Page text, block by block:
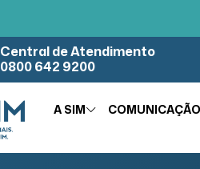
Central de Atendimento
0800 642 9200
A SIM COMUNICAÇÃO